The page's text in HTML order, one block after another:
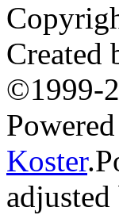
Created
©1999-
Koster